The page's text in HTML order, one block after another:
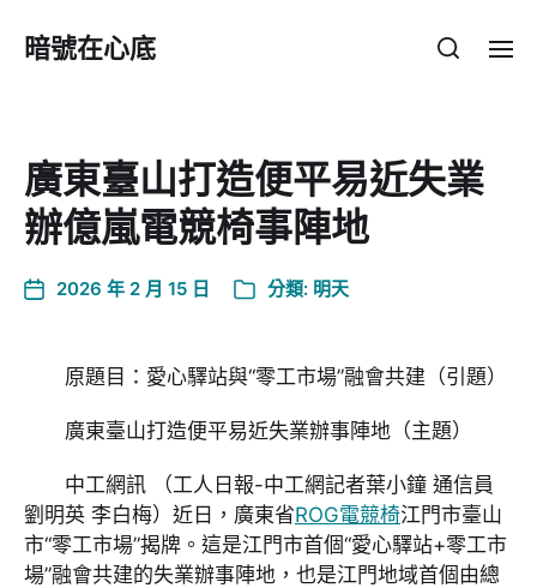
暗號在心底
廣東臺山打造便平易近失業
辦億嵐電競椅事陣地
2026 年 2 月 15 日 分類: 明天
原題目：愛心驛站與“零工市場”融會共建（引題）
廣東臺山打造便平易近失業辦事陣地（主題）
中工網訊 （工人日報-中工網記者葉小鐘 通信員
劉明英 李白梅）近日，廣東省ROG電競椅江門市臺山
市“零工市場”揭牌。這是江門市首個“愛心驛站+零工市
場”融會共建的失業辦事陣地，也是江門地域首個由總